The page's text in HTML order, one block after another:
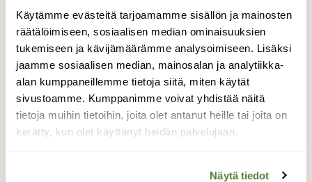
Käytämme evästeitä tarjoamamme sisällön ja mainosten
räätälöimiseen, sosiaalisen median ominaisuuksien
tukemiseen ja kävijämäärämme analysoimiseen. Lisäksi
jaamme sosiaalisen median, mainosalan ja analytiikka-
alan kumppaneillemme tietoja siitä, miten käytät
sivustoamme. Kumppanimme voivat yhdistää näitä
tietoja muihin tietoihin, joita olet antanut heille tai joita on
kerätty, kun olet käyttänyt heidän palvelujaan.
Näytä tiedot
Aamu valkenee Maskun ” Rivierella”
Valokuvaaja: Juhani Peltonen, Masku 26.4.2025
TAKAISIN LISTAAN